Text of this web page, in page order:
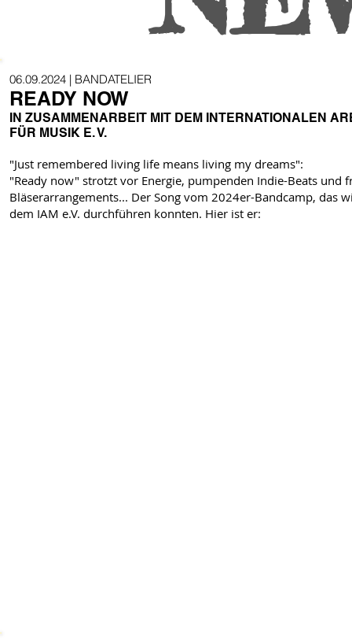
06.09.2024 | BANDATELIER
READY NOW
IN ZUSAMMENARBEIT MIT DEM INTERNATIONALEN
FÜR MUSIK E. V.
"Just remembered living life means living my dreams":
"Ready now" strotzt vor Energie, pumpenden Indie-Beats und
Bläserarrangements... Der Song vom 2024er-Bandcamp, das
dem IAM e.V. durchführen konnten. Hier ist er: